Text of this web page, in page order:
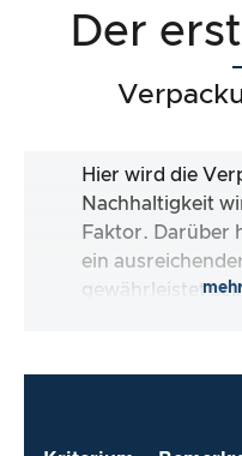
Der
Hier wird die
Nachhaltigkeit
Faktor. Darüber
ein
gewährleistet
direkt zu